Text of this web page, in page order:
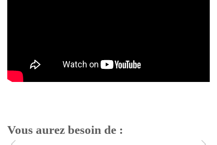
Vous aurez besoin de :